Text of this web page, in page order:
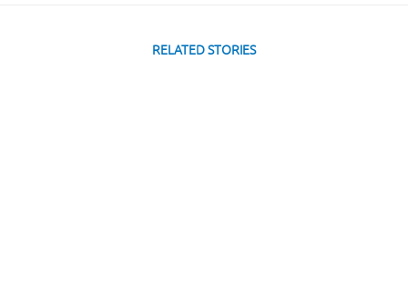
RELATED STORIES